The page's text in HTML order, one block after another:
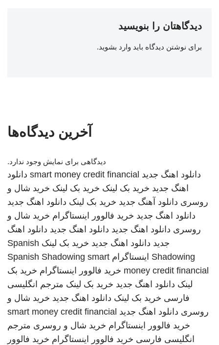
دیدگاهتان را بنویسید
برای نوشتن دیدگاه باید وارد بشوید.
آخرین دیدگاه‌ها
دیدگاهی برای نمایش وجود ندارد.
دانلود اهنگ جدید smart money credit financial دانلود
اهنگ جدید خرید بک لینک خرید بک لینک خرید شال و
روسری دانلود آهنگ جدید خرید بک لینک دانلود اهنگ جدید
دانلود اهنگ جدید خرید فالوور اینستاگرام خرید شال و
روسری دانلود اهنگ جدید دانلود اهنگ جدید دانلود اهنگ
جدید دانلود اهنگ جدید خرید بک لینک Spanish
Shadowing اینستاگرام Spanish Shadowing smart
money credit financial خرید فالوور اینستاگرام خرید بک
لینک دانلود اهنگ جدید خرید بک لینک مترجم انگلیسی
فارسی خرید بک لینک دانلود اهنگ جدید خرید شال و
روسری دانلود اهنگ جدید smart money credit financial
خرید فالوور اینستاگرام خرید شال و روسری مترجم
انگلیسی فارسی خرید فالوور اینستاگرام خرید فالوور